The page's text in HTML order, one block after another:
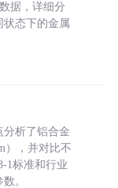
据，详细分
状态下的金属
分析了铝合金
），并对比不
1标准和行业
。